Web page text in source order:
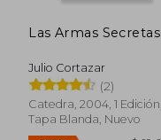
Rápido
Las Armas Secretas
Julio Cortazar
(2)
Catedra, 2004, 1 Edición,
Tapa Blanda, Nuevo